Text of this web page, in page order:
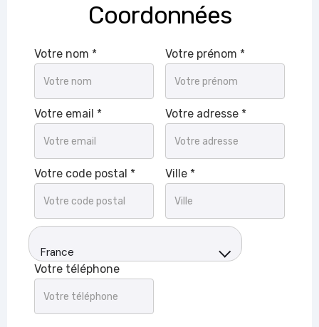
Coordonnées
Votre nom * Votre prénom *
Votre email * Votre adresse *
Votre code postal * Ville *
France
Votre téléphone